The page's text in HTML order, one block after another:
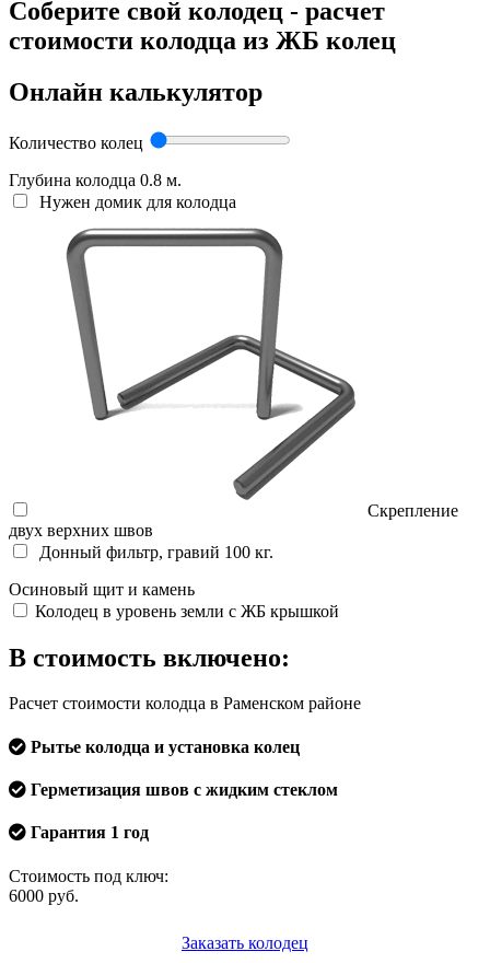
Соберите свой колодец - расчет
стоимости колодца из ЖБ колец
Онлайн калькулятор
Количество колец
Глубина колодца 0.8 м.
Нужен домик для колодца
Скрепление
двух верхних швов
Донный фильтр, гравий 100 кг.
Осиновый щит и камень
Колодец в уровень земли с ЖБ крышкой
В стоимость включено:
Расчет стоимости колодца в Раменском районе
Рытье колодца и установка колец
Герметизация швов с жидким стеклом
Гарантия 1 год
Стоимость под ключ:
6000 руб.
Заказать колодец